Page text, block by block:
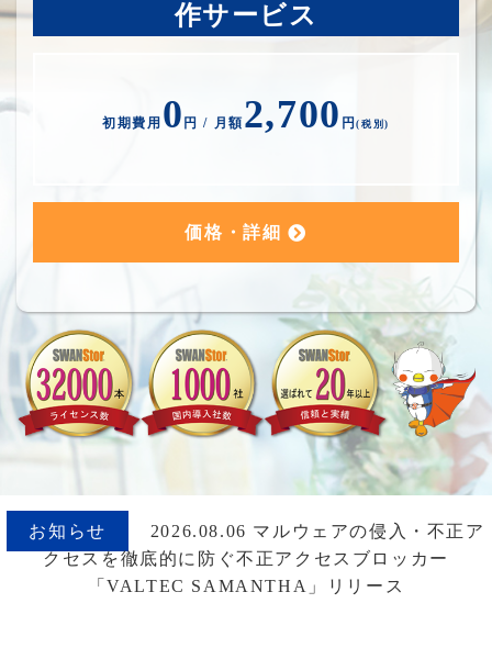
作サービス
初期費用 0 円 / 月額2,700 円(税別)
価格・詳細
お知らせ
2026.08.06 マルウェアの侵入・不正ア
クセスを徹底的に防ぐ不正アクセスブロッカー
「VALTEC SAMANTHA」リリース